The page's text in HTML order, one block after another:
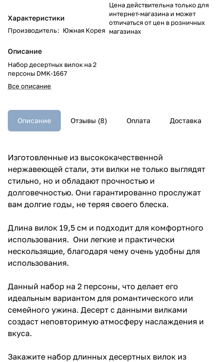
Характеристики
Производитель: Южная Корея
Описание
Набор десертных вилок на 2
персоны DMK-1667
Все описание
Цена действительна только для
интернет-магазина и может
отличаться от цен в розничных
магазинах
Описание Отзывы (8) Оплата Доставка
Изготовленные из высококачественной
нержавеющей стали, эти вилки не только выглядят
стильно, но и обладают прочностью и
долговечностью. Они гарантированно прослужат
вам долгие годы, не теряя своего блеска.
Длина вилок 19,5 см и подходит для комфортного
использования. Они легкие и практически
нескользящие, благодаря чему очень удобны для
использования.
Данный набор на 2 персоны, что делает его
идеальным вариантом для романтического или
семейного ужина. Десерт с данными вилками
создаст неповторимую атмосферу наслаждения и
вкуса.
Закажите набор длинных десертных вилок из